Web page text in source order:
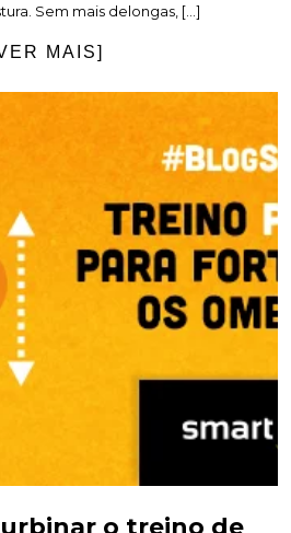
Sem mais delongas, […]
MAIS]
o treino de